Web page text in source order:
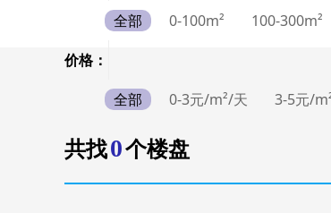
全部
0-100m² 100-300m²
价格：
全部
0-3元/m²/天 3-5元/
共找0个楼盘